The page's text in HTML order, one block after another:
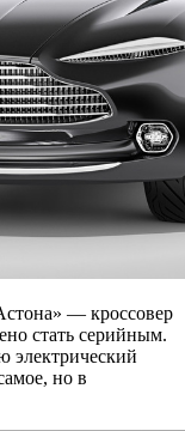
— кроссовер
стать серийным.
электрический
но в